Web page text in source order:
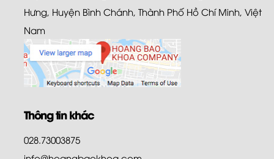
Hưng, Huyện Bình Chánh, Thành Phố Hồ Chí Minh, Việt
Nam
Thông tin khác
028.73003875